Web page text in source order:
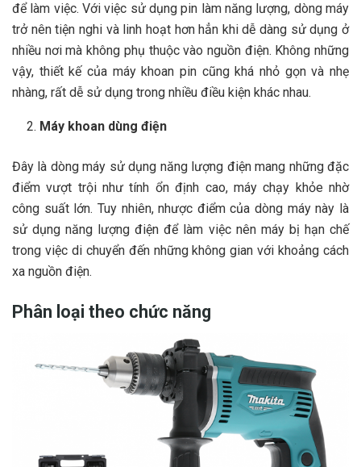
để làm việc. Với việc sử dụng pin làm năng lượng, dòng máy
trở nên tiện nghi và linh hoạt hơn hẳn khi dễ dàng sử dụng ở
nhiều nơi mà không phụ thuộc vào nguồn điện. Không những
vậy, thiết kế của máy khoan pin cũng khá nhỏ gọn và nhẹ
nhàng, rất dễ sử dụng trong nhiều điều kiện khác nhau.
Máy khoan dùng điện
Đây là dòng máy sử dụng năng lượng điện mang những đặc
điểm vượt trội như tính ổn định cao, máy chạy khỏe nhờ
công suất lớn. Tuy nhiên, nhược điểm của dòng máy này là
sử dụng năng lượng điện để làm việc nên máy bị hạn chế
trong việc di chuyển đến những không gian với khoảng cách
xa nguồn điện.
Phân loại theo chức năng